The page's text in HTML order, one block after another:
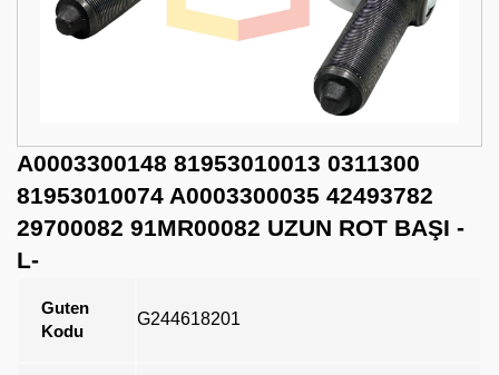
A0003300148 81953010013 0311300
81953010074 A0003300035 42493782
29700082 91MR00082 UZUN ROT BAŞI -
L-
Guten
Kodu
G244618201